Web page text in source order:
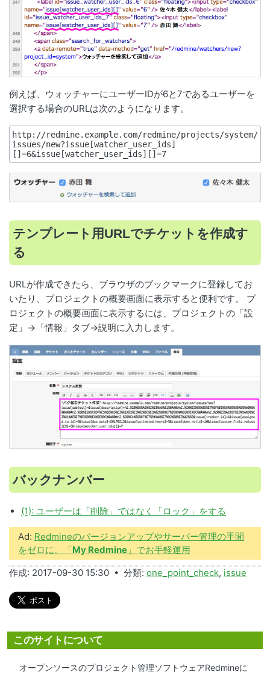
例えば、ウォッチャーにユーザーIDが6と7であるユーザーを
選択する場合のURLは次のようになります。
http://redmine.example.com/redmine/projects/system/
issues/new?issue[watcher_user_ids]
テンプレート用URLでチケットを作成す
る
URLが作成できたら、ブラウザのブックマークに登録してお
いたり、プロジェクトの概要画面に表示すると便利です。 プ
ロジェクトの概要画面に表示するには、プロジェクトの「設
定」→「情報」タブ→説明に入力します。
バックナンバー
(1): ユーザーは「削除」ではなく「ロック」をする
Ad: Redmineのバージョンアップやサーバー管理の手間
をゼロに。「My Redmine 」でお手軽運用
作成: 2017-09-30 15:30 • 分類: one_point_check, issue
このサイトについて
オープンソースのプロジェクト管理ソフトウェアRedmineに